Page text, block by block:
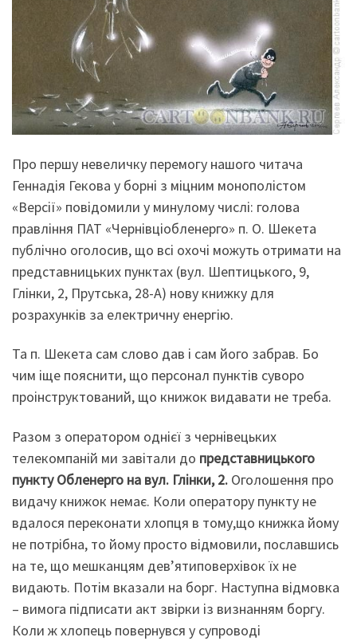
Про першу невеличку перемогу нашого читача
Геннадія Гекова у борні з міцним монополістом
«Версії» повідомили у минулому числі: голова
правління ПАТ «Чернівціобленерго» п. О. Шекета
публічно оголосив, що всі охочі можуть отримати на
представницьких пунктах (вул. Шептицького, 9,
Глінки, 2, Прутська, 28-А) нову книжку для
розрахунків за електричну енергію.
Та п. Шекета сам слово дав і сам його забрав. Бо
чим іще пояснити, що персонал пунктів суворо
проінструктований, що книжок видавати не треба.
Разом з оператором однієї з чернівецьких
телекомпаній ми завітали до представницького
пункту Обленерго на вул. Глінки, 2. Оголошення про
видачу книжок немає. Коли оператору пункту не
вдалося переконати хлопця в тому,що книжка йому
не потрібна, то йому просто відмовили, пославшись
на те, що мешканцям дев’ятиповерхівок їх не
видають. Потім вказали на борг. Наступна відмовка
– вимога підписати акт звірки із визнанням боргу.
Коли ж хлопець повернувся у супроводі